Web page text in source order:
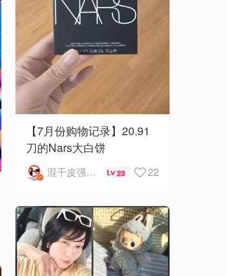
【7月份购物记录】20.91
刀的Nars大白饼
混干皮强迫症嘴很叼 23 22